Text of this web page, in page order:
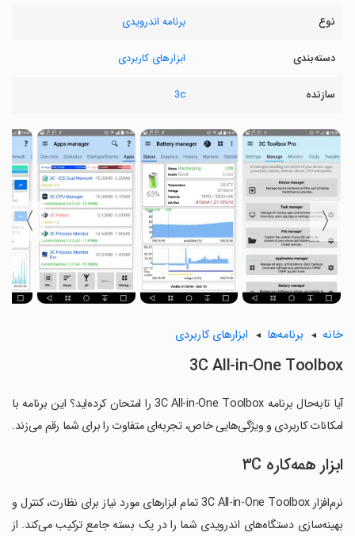
نوع برنامه اندرویدی
دسته‌بندی ابزارهای کاربردی
سازنده 3c
〈
〉
خانه برنامه‌ها ابزارهای کاربردی
3C All-in-One Toolbox
آیا تابه‌حال برنامه 3C All-in-One Toolbox را امتحان کرده‌اید؟ این برنامه با
امکانات کاربردی و ویژگی‌هایی خاص، تجربه‌ای متفاوت را برای شما رقم می‌زند.
ابزار همه‌کاره ۳C
نرم‌افزار 3C All-in-One Toolbox تمام ابزارهای مورد نیاز برای نظارت، کنترل و
بهینه‌سازی دستگاه‌های اندرویدی شما را در یک بسته جامع ترکیب می‌کند. از